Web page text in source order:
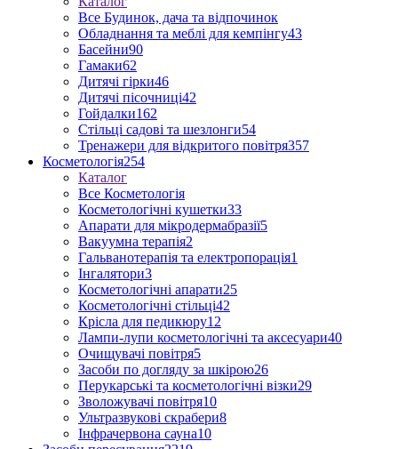
Все Будинок, дача та відпочинок
Обладнання та меблі для кемпінгу43
Басейни90
Гамаки62
Дитячі гірки46
Дитячі пісочниці42
Гойдалки162
Стільці садові та шезлонги54
Тренажери для відкритого повітря357
Косметологія254
Каталог
Все Косметологія
Косметологічні кушетки33
Апарати для мікродермабразії5
Вакуумна терапія2
Гальванотерапія та електропорація1
Інгалятори3
Косметологічні апарати25
Косметологічні стільці42
Крісла для педикюру12
Лампи-лупи косметологічні та аксесуари40
Очищувачі повітря5
Засоби по догляду за шкірою26
Перукарські та косметологічні візки29
Зволожувачі повітря10
Ультразвукові скрабери8
Інфрачервона сауна10